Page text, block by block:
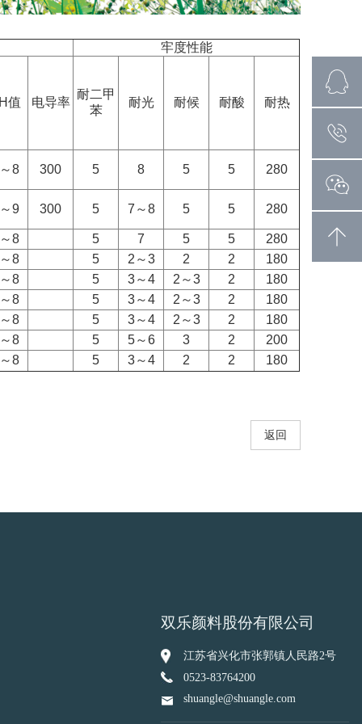
牢度性能
值 电导率
耐二甲
苯
耐光 耐候 耐酸 耐热
8 300 5 8 5 5 280
9 300 5 7 ～8 5 5 280
8 5 7 5 5
280
8
5 2 ～3 2 2
180
8
5 3～4 2 ～3 2
180
8
5 3～4 2 ～3 2
180
8
5 3～4 2 ～3 2
180
8
5 5～6 3 2
200
8
5 3～4 2 2 180
返回
双乐颜料股份有限公司
江苏省兴化市张郭镇人民路2号
0523-83764200
shuangle@shuangle.com